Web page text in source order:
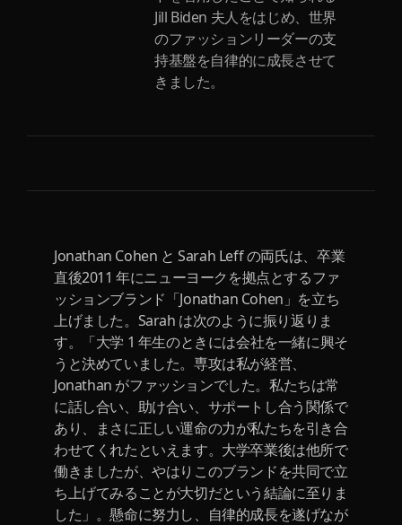
Jill Biden 夫人をはじめ、世界
のファッションリーダーの支
持基盤を自律的に成長させて
きました。
Jonathan Cohen と Sarah Leff の両氏は、卒業
直後2011 年にニューヨークを拠点とするファ
ッションブランド「Jonathan Cohen」を立ち
上げました。Sarah は次のように振り返りま
す。「大学 1 年生のときには会社を一緒に興そ
うと決めていました。専攻は私が経営、
Jonathan がファッションでした。私たちは常
に話し合い、助け合い、サポートし合う関係で
あり、まさに正しい運命の力が私たちを引き合
わせてくれたといえます。大学卒業後は他所で
働きましたが、やはりこのブランドを共同で立
ち上げてみることが大切だという結論に至りま
した」。懸命に努力し、自律的成長を遂げなが